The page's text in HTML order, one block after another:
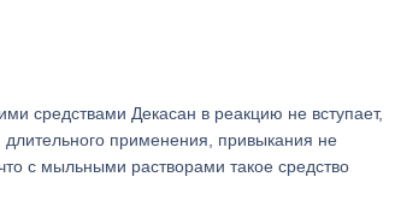
средствами Декасан в реакцию не вступает,
длительного применения, привыкания не
с мыльными растворами такое средство